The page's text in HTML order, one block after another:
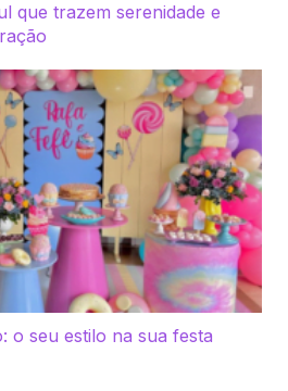
que trazem serenidade e
o seu estilo na sua festa